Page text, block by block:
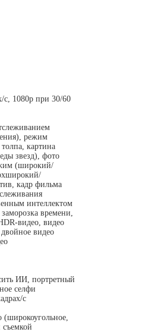
c, 1080p при 30/60
режим
картина
звезд), фото
(широкий/
кадр фильма
интеллектом
времени,
видео, видео
видео
ИИ, портретный
селфи
c